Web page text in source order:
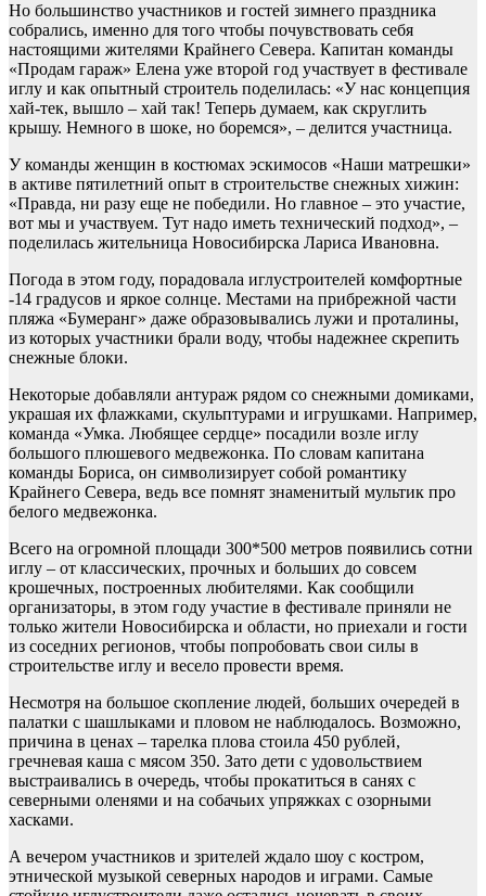
Но большинство участников и гостей зимнего праздника
собрались, именно для того чтобы почувствовать себя
настоящими жителями Крайнего Севера. Капитан команды
«Продам гараж» Елена уже второй год участвует в фестивале
иглу и как опытный строитель поделилась: «У нас концепция
хай-тек, вышло – хай так! Теперь думаем, как скруглить
крышу. Немного в шоке, но боремся», – делится участница.
У команды женщин в костюмах эскимосов «Наши матрешки»
в активе пятилетний опыт в строительстве снежных хижин:
«Правда, ни разу еще не победили. Но главное – это участие,
вот мы и участвуем. Тут надо иметь технический подход», –
поделилась жительница Новосибирска Лариса Ивановна.
Погода в этом году, порадовала иглустроителей комфортные
-14 градусов и яркое солнце. Местами на прибрежной части
пляжа «Бумеранг» даже образовывались лужи и проталины,
из которых участники брали воду, чтобы надежнее скрепить
снежные блоки.
Некоторые добавляли антураж рядом со снежными домиками,
украшая их флажками, скульптурами и игрушками. Например,
команда «Умка. Любящее сердце» посадили возле иглу
большого плюшевого медвежонка. По словам капитана
команды Бориса, он символизирует собой романтику
Крайнего Севера, ведь все помнят знаменитый мультик про
белого медвежонка.
Всего на огромной площади 300*500 метров появились сотни
иглу – от классических, прочных и больших до совсем
крошечных, построенных любителями. Как сообщили
организаторы, в этом году участие в фестивале приняли не
только жители Новосибирска и области, но приехали и гости
из соседних регионов, чтобы попробовать свои силы в
строительстве иглу и весело провести время.
Несмотря на большое скопление людей, больших очередей в
палатки с шашлыками и пловом не наблюдалось. Возможно,
причина в ценах – тарелка плова стоила 450 рублей,
гречневая каша с мясом 350. Зато дети с удовольствием
выстраивались в очередь, чтобы прокатиться в санях с
северными оленями и на собачьих упряжках с озорными
хасками.
А вечером участников и зрителей ждало шоу с костром,
этнической музыкой северных народов и играми. Самые